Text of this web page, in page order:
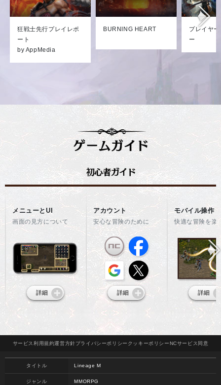
狂戦士先行プレイレポ
ート
by AppMedia
BURNING HEART
プレイヤ
ー
メニューとUI
画面の見方について
詳細
アカウント
安心な冒険のために
詳細
モバイル操作
快適な冒険を楽
詳細
サービス 利用規約運営方針プライバシーポリシー クッキーポリシーNCサービス 同意
タイトル Lineage M
ジャンル MMORPG